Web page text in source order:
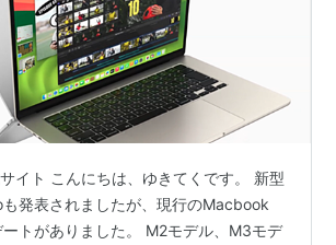
イト こんにちは、ゆきてくです。 新型
発表されましたが、現行のMacbook
トがありました。 M2モデル、M3モデ